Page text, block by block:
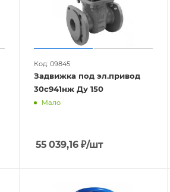
Код: 09845
Задвижка под эл.привод
30с941нж Ду 150
Мало
55 039,16 ₽/шт